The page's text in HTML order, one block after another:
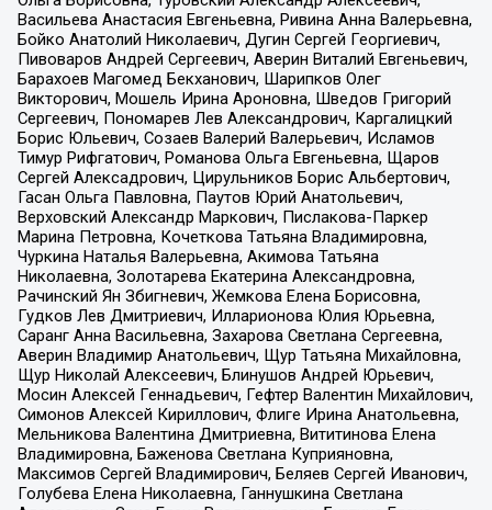
Васильева Анастасия Евгеньевна, Ривина Анна Валерьевна,
Бойко Анатолий Николаевич, Дугин Сергей Георгиевич,
Пивоваров Андрей Сергеевич, Аверин Виталий Евгеньевич,
Барахоев Магомед Бекханович, Шарипков Олег
Викторович, Мошель Ирина Ароновна, Шведов Григорий
Сергеевич, Пономарев Лев Александрович, Каргалицкий
Борис Юльевич, Созаев Валерий Валерьевич, Исламов
Тимур Рифгатович, Романова Ольга Евгеньевна, Щаров
Сергей Алексадрович, Цирульников Борис Альбертович,
Гасан Ольга Павловна, Паутов Юрий Анатольевич,
Верховский Александр Маркович, Пислакова-Паркер
Марина Петровна, Кочеткова Татьяна Владимировна,
Чуркина Наталья Валерьевна, Акимова Татьяна
Николаевна, Золотарева Екатерина Александровна,
Рачинский Ян Збигневич, Жемкова Елена Борисовна,
Гудков Лев Дмитриевич, Илларионова Юлия Юрьевна,
Саранг Анна Васильевна, Захарова Светлана Сергеевна,
Аверин Владимир Анатольевич, Щур Татьяна Михайловна,
Щур Николай Алексеевич, Блинушов Андрей Юрьевич,
Мосин Алексей Геннадьевич, Гефтер Валентин Михайлович,
Симонов Алексей Кириллович, Флиге Ирина Анатольевна,
Мельникова Валентина Дмитриевна, Вититинова Елена
Владимировна, Баженова Светлана Куприяновна,
Максимов Сергей Владимирович, Беляев Сергей Иванович,
Голубева Елена Николаевна, Ганнушкина Светлана